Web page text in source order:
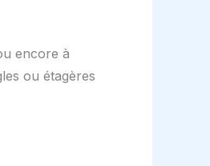
encore à
ou étagères